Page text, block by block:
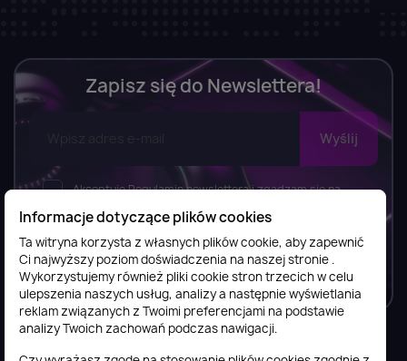
Zapisz się do Newslettera!
Akceptuję Regulamin newslettera i zgadzam się na
wysyłkę newslettera, w tym bezpłatnych materiałów,
informacji o usługach i produktach przez FilesShop Bartosz
Ostrowski zgodnie zRegulaminem newslettera.
Informacje dotyczące plików cookies
Ta witryna korzysta z własnych plików cookie, aby zapewnić
Ci najwyższy poziom doświadczenia na naszej stronie .
Wykorzystujemy również pliki cookie stron trzecich w celu
ulepszenia naszych usług, analizy a następnie wyświetlania
reklam związanych z Twoimi preferencjami na podstawie
analizy Twoich zachowań podczas nawigacji.